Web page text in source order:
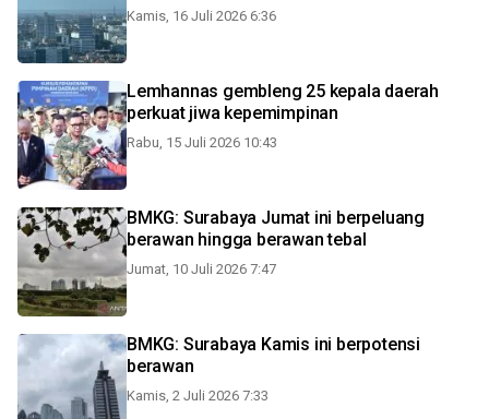
Kamis, 16 Juli 2026 6:36
Lemhannas gembleng 25 kepala daerah
perkuat jiwa kepemimpinan
Rabu, 15 Juli 2026 10:43
BMKG: Surabaya Jumat ini berpeluang
berawan hingga berawan tebal
Jumat, 10 Juli 2026 7:47
BMKG: Surabaya Kamis ini berpotensi
berawan
Kamis, 2 Juli 2026 7:33